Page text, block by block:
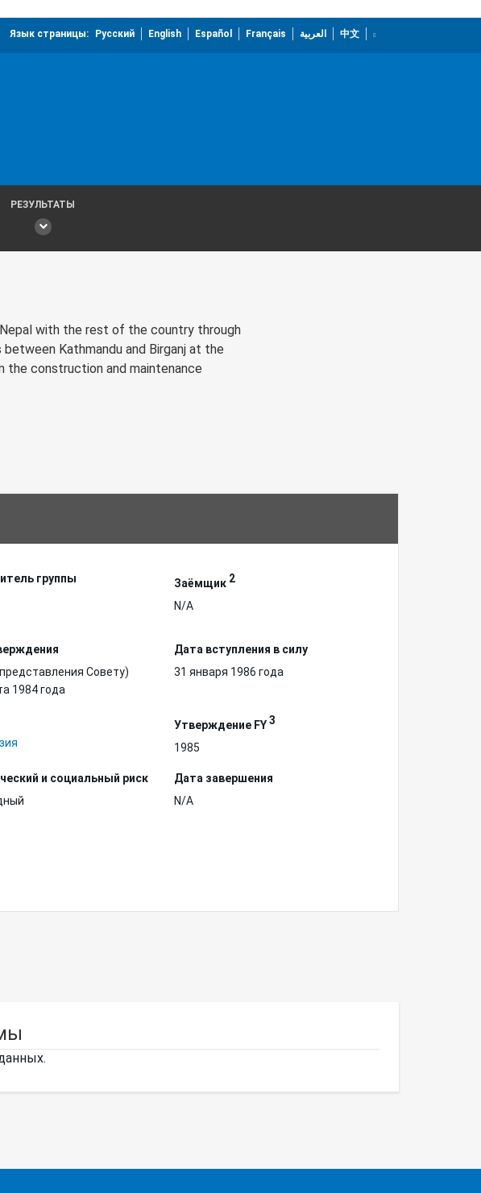
Язык страницы: Русский English Español Français العربية 中文
РЕЗУЛЬТАТЫ
with the rest of the country through
Kathmandu and Birganj at the
the construction and maintenance
группы Заёмщик 2
N/A
Совету)
1984 года
Дата вступления в силу
31 января 1986 года
Утверждение FY3
1985
и социальный риск
Дата завершения
N/A